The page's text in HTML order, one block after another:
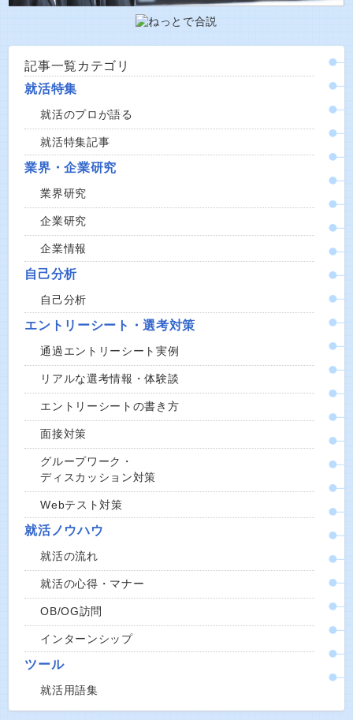
記事一覧カテゴリ
就活特集
就活のプロが語る
就活特集記事
業界・企業研究
業界研究
企業研究
企業情報
自己分析
自己分析
エントリーシート・選考対策
通過エントリーシート実例
リアルな選考情報・体験談
エントリーシートの書き方
面接対策
グループワーク・
ディスカッション対策
Webテスト対策
就活ノウハウ
就活の流れ
就活の心得・マナー
OB/OG訪問
インターンシップ
ツール
就活用語集